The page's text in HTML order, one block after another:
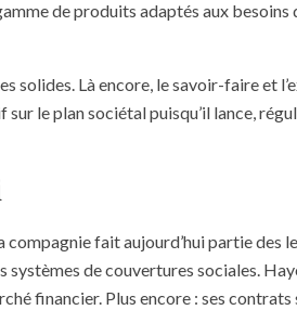
de produits adaptés aux besoins
solides. Là encore, le savoir-faire et
le plan sociétal puisqu’il lance,
compagnie fait aujourd’hui partie des
systèmes de couvertures sociales.
financier. Plus encore : ses contrats